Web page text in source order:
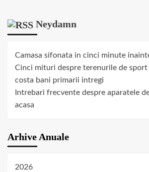
Neydamn
Camasa sifonata in cinci minute
Cinci mituri despre terenurile de sport
costa bani primarii intregi
Intrebari frecvente despre aparatele
acasa
Arhive Anuale
2026